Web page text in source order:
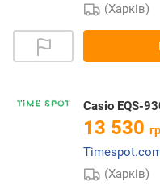
(Харків)
Casio EQS-
13 530
(Харків)